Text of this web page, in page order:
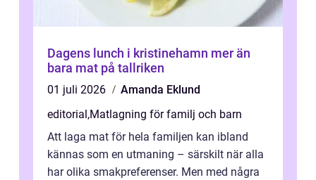
Dagens lunch i kristinehamn mer än
bara mat på tallriken
01 juli 2026
Amanda Eklund
editorial ,Matlagning för familj och barn
Att laga mat för hela familjen kan ibland
kännas som en utmaning – särskilt när alla
har olika smakpreferenser. Men med några